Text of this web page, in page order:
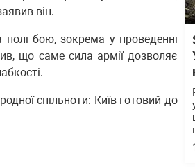
він.
полі бою, зокрема у проведенні
що саме сила армії дозволяє
спільноти: Київ готовий до